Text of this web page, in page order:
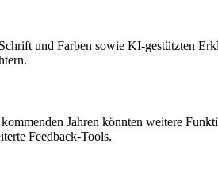
und Farben sowie KI-gestützten
Jahren könnten weitere
Feedback-Tools.